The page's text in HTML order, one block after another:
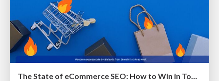
The State of eCommerce SEO: How to Win in Today's Products SERPs - #SEOweek